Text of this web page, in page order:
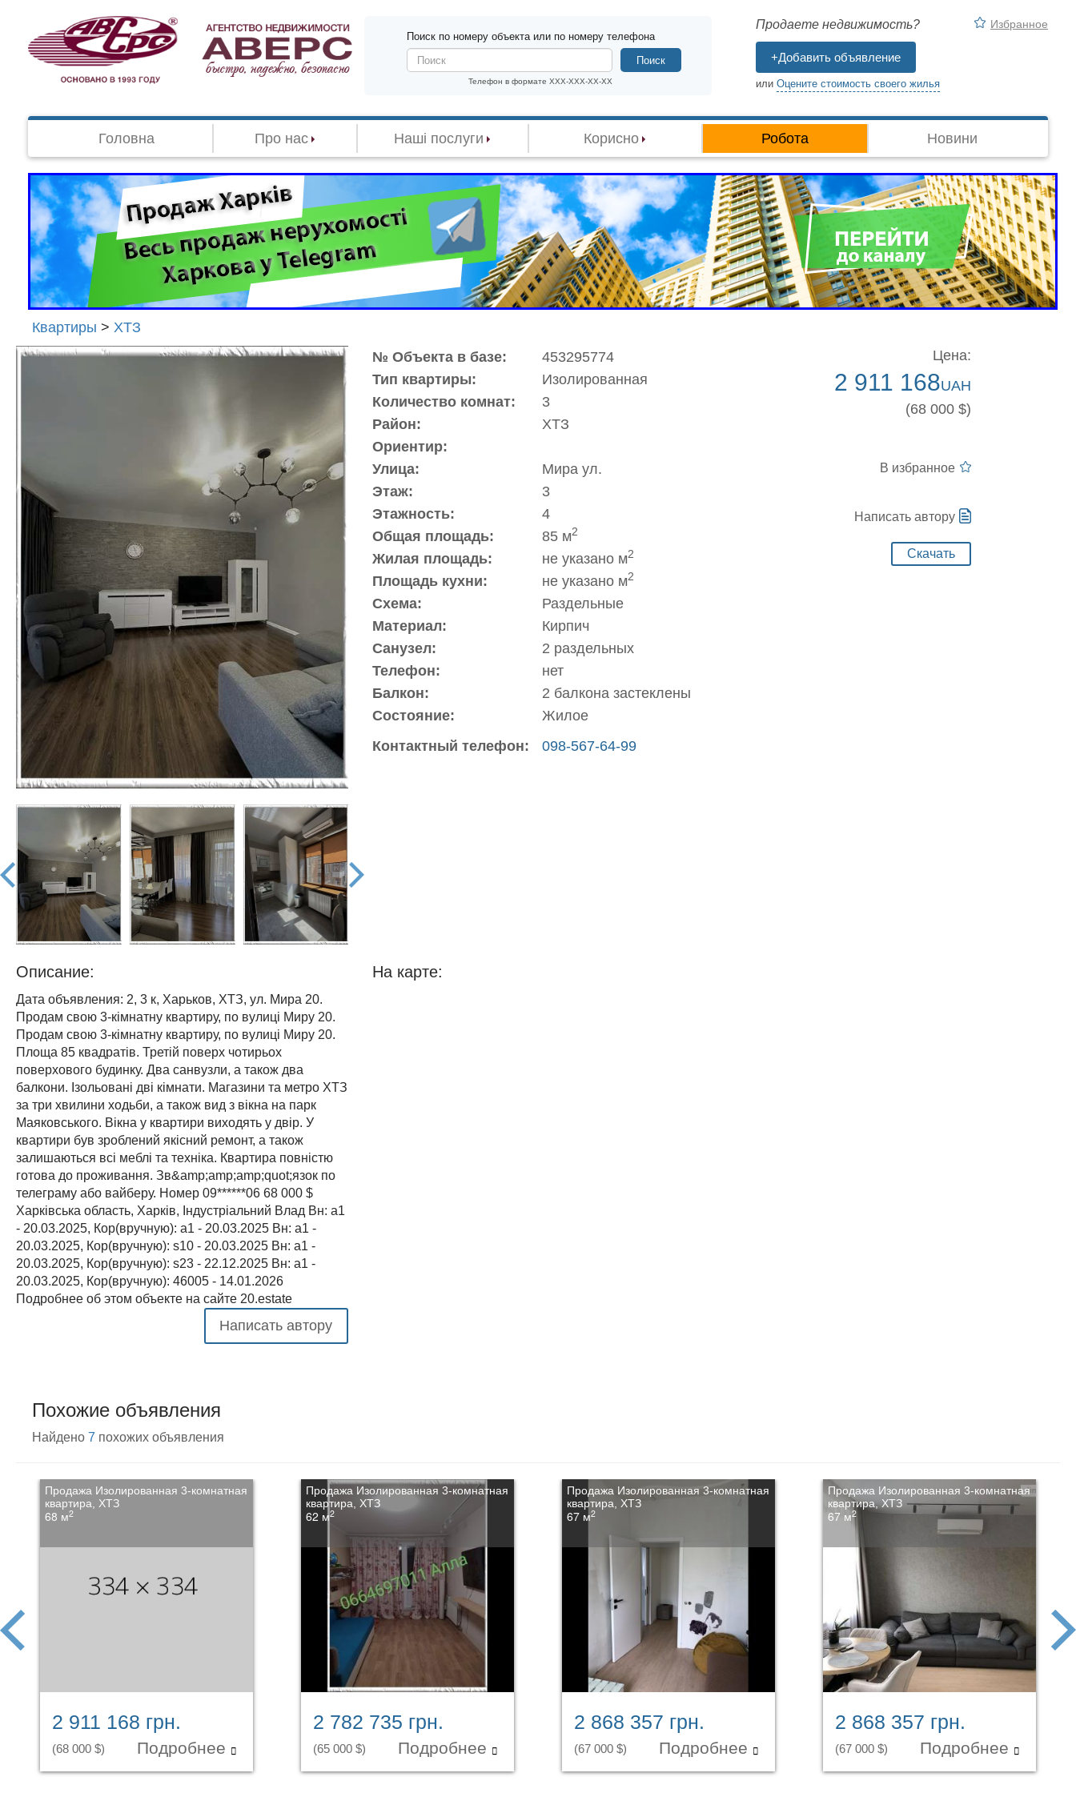
Поиск по номеру объекта или по номеру телефона
Телефон в формате XXX-XXX-XX-XX
Поиск
Продаете недвижимость?
+Добавить объявление
или Оцените стоимость своего жилья
Избранное
Головна Про нас Наші послуги Корисно Робота Новини
Квартиры > ХТЗ
Агенство
prev
next
№ Объекта в базе:
453295774
Тип квартиры:
Изолированная
Количество комнат:
3
Район:
ХТЗ
Ориентир:
Улица:
Мира ул.
Этаж:
3
Этажность:
4
Общая площадь:
85 м2
Жилая площадь: не указано м2
Площадь кухни: не указано м2
Схема:
Раздельные
Материал:
Кирпич
Санузел:
2 раздельных
Телефон:
нет
Балкон:
2 балкона застеклены
Состояние:
Жилое
Контактный телефон:
098-567-64-99
Цена:
2 911 168UAH
(68 000 $)
В избранное
Написать автору
Скачать
Описание:
Дата объявления: 2, 3 к, Харьков, ХТЗ, ул. Мира 20.
Продам свою 3-кімнатну квартиру, по вулиці Миру 20.
Продам свою 3-кімнатну квартиру, по вулиці Миру 20.
Площа 85 квадратів. Третій поверх чотирьох
поверхового будинку. Два санвузли, а також два
балкони. Ізольовані дві кімнати. Магазини та метро ХТЗ
за три хвилини ходьби, а також вид з вікна на парк
Маяковського. Вікна у квартири виходять у двір. У
квартири був зроблений якісний ремонт, а також
залишаються всі меблі та техніка. Квартира повністю
готова до проживання. Зв&amp;amp;amp;quot;язок по
телеграму або вайберу. Номер 09******06 68 000 $
Харківська область, Харків, Індустріальний Влад Вн: a1
- 20.03.2025, Кор(вручную): a1 - 20.03.2025 Вн: a1 -
20.03.2025, Кор(вручную): s10 - 20.03.2025 Вн: a1 -
20.03.2025, Кор(вручную): s23 - 22.12.2025 Вн: a1 -
20.03.2025, Кор(вручную): 46005 - 14.01.2026
Подробнее об этом объекте на сайте 20.estate
Написать автору
На карте:
Похожие объявления
Найдено 7 похожих объявления
Продажа Изолированная 3-комнатная
квартира, ХТЗ
68 м2
2 911 168 грн.
(68 000 $) Подробнее
Продажа Изолированная 3-комнатная
квартира, ХТЗ
62 м2
2 782 735 грн.
(65 000 $) Подробнее
Продажа Изолированная 3-комнатная
квартира, ХТЗ
67 м2
2 868 357 грн.
(67 000 $) Подробнее
Продажа Изолированная 3-комнатная
квартира, ХТЗ
67 м2
2 868 357 грн.
(67 000 $) Подробнее
prev
next